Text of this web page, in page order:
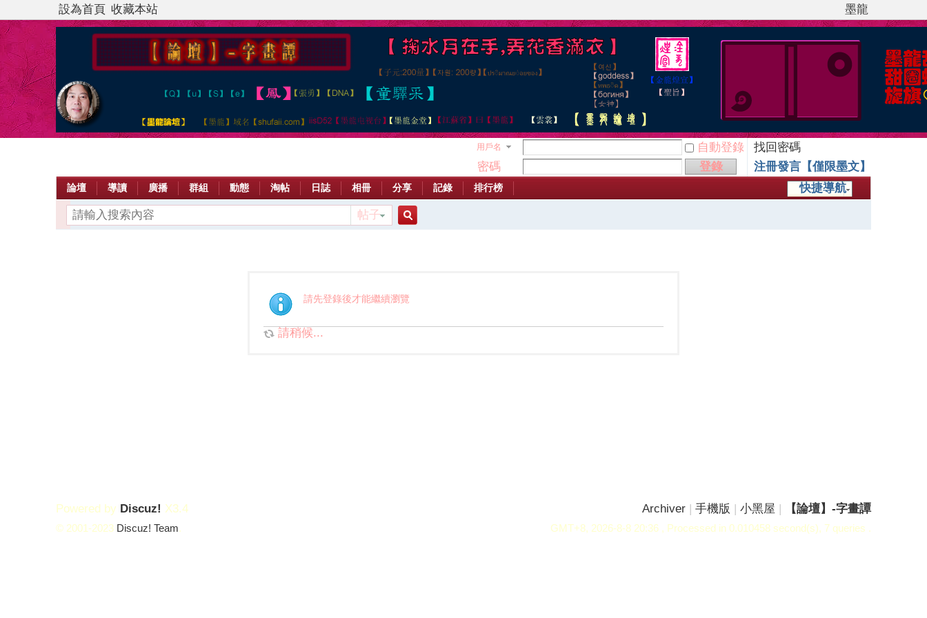
設為首頁 收藏本站 墨龍
用戶名 自動登錄
找回密碼
密碼
登錄
注冊發言【僅限墨文】
快捷導航
論壇 導讀 廣播 群組 動態 淘帖 日誌 相冊 分享 記錄 排行榜
帖子
索
請先登錄後才能繼續瀏覽
請稍候...
Archiver | 手機版 | 小黑屋 | 【論壇】-字畫譚
GMT+8, 2026-8-8 20:36 , Processed in 0.010458 second(s), 7 queries .
Powered by Discuz! X3.4
© 2001-2023 Discuz! Team.